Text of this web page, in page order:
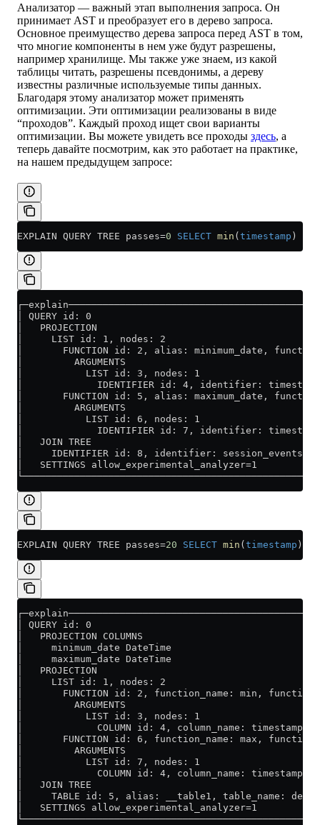
Анализатор — важный этап выполнения запроса. Он
принимает AST и преобразует его в дерево запроса.
Основное преимущество дерева запроса перед AST в том,
что многие компоненты в нем уже будут разрешены,
например хранилище. Мы также уже знаем, из какой
таблицы читать, разрешены псевдонимы, а дереву
известны различные используемые типы данных.
Благодаря этому анализатор может применять
оптимизации. Эти оптимизации реализованы в виде
“проходов”. Каждый проход ищет свои варианты
оптимизации. Вы можете увидеть все проходы здесь, а
теперь давайте посмотрим, как это работает на практике,
на нашем предыдущем запросе:
EXPLAIN QUERY TREE passes=0 SELECT min (timestamp )
│ QUERY id: 0
│   PROJECTION
│     LIST id: 1, nodes: 2
│       FUNCTION id: 2, alias: minimum_date,
│         ARGUMENTS
│           LIST id: 3, nodes: 1
│             IDENTIFIER id: 4, identifier:
│       FUNCTION id: 5, alias: maximum_date,
│         ARGUMENTS
│           LIST id: 6, nodes: 1
│             IDENTIFIER id: 7, identifier:
│   JOIN TREE
│     IDENTIFIER id: 8, identifier:
│   SETTINGS
EXPLAIN QUERY TREE passes=20 SELECT min (timestamp )
│ QUERY id: 0
│   PROJECTION COLUMNS
│     minimum_date DateTime
│     maximum_date DateTime
│   PROJECTION
│     LIST id: 1, nodes: 2
│       FUNCTION id: 2, function_name: min,
│         ARGUMENTS
│           LIST id: 3, nodes: 1
│             COLUMN id: 4, column_name:
│       FUNCTION id: 6, function_name: max,
│         ARGUMENTS
│           LIST id: 7, nodes: 1
│             COLUMN id: 4, column_name:
│   JOIN TREE
│     TABLE id: 5, alias: __table1, table_name:
│   SETTINGS